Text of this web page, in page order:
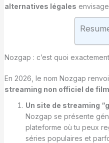
alternatives légales
Nozgap : c’est quoi
En 2026, le nom Nozgap
streaming non officiel de
Un site de streaming
Nozgap se présente
plateforme où tu peux
séries populaires et